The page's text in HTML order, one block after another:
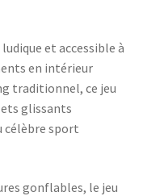
et accessible à
en intérieur
traditionnel, ce jeu
glissants
célèbre sport
gonflables, le jeu